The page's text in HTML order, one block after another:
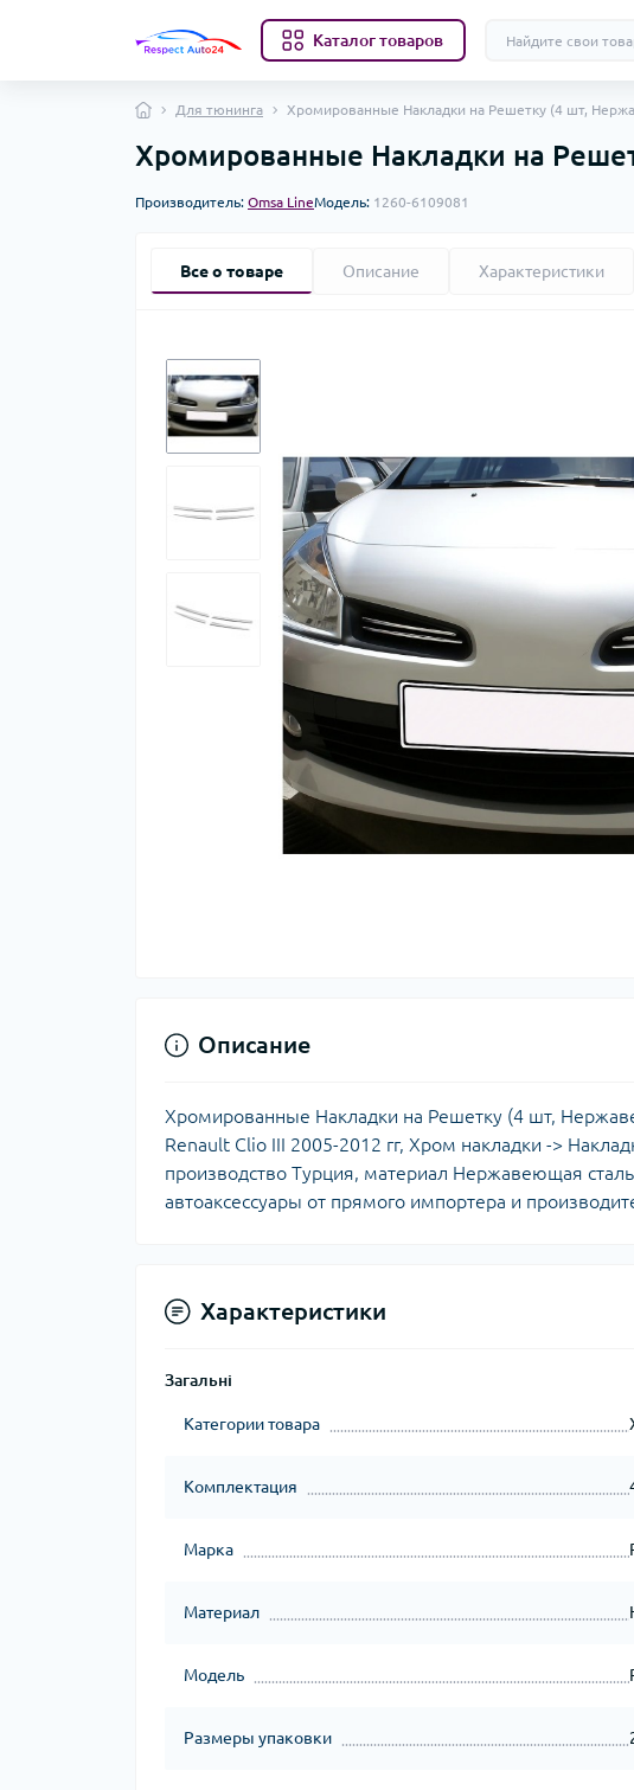
Каталог товаров
Для тюнинга Хромированные Накладки на Решетку (4 шт,
Хромированные Накладки на
Производитель: Omsa LineМодель: 1260-6109081
Все о товаре Описание Характеристики
Описание
Хромированные Накладки на Решетку (4 шт,
Renault Clio III 2005-2012 гг, Хром накладки ->
производство Турция, материал Нержавеющая
автоаксессуары от прямого импортера и
Характеристики
Загальні
Категории товара
Комплектация
Марка
Материал
Модель
Размеры упаковки